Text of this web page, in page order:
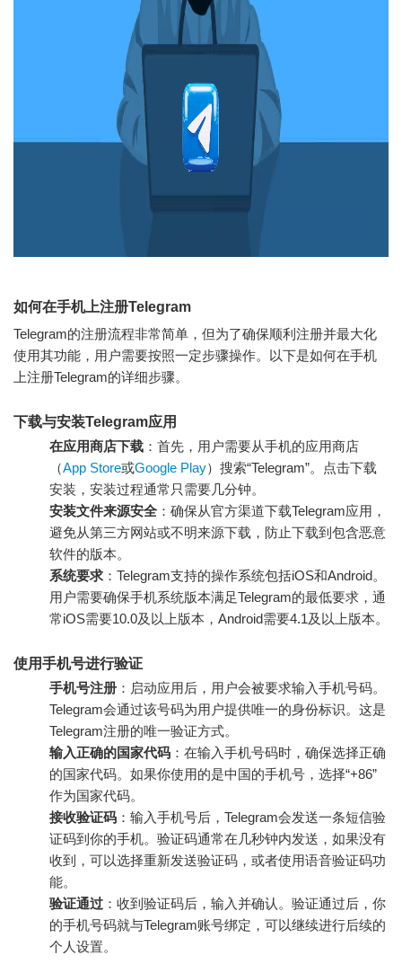
如何在手机上注册Telegram
Telegram的注册流程非常简单，但为了确保顺利注册并最大化
使用其功能，用户需要按照一定步骤操作。以下是如何在手机
上注册Telegram的详细步骤。
下载与安装Telegram应用
在应用商店下载 ：首先，用户需要从手机的应用商店
（App Store或Google Play）搜索“Telegram”。点击下载
安装，安装过程通常只需要几分钟。
安装文件来源安全：确保从官方渠道下载Telegram应用，
避免从第三方网站或不明来源下载，防止下载到包含恶意
软件的版本。
系统要求 ：Telegram支持的操作系统包括iOS和Android。
用户需要确保手机系统版本满足Telegram的最低要求，通
常iOS需要10.0及以上版本，Android需要4.1及以上版本。
使用手机号进行验证
手机号注册 ：启动应用后，用户会被要求输入手机号码。
Telegram会通过该号码为用户提供唯一的身份标识。这是
Telegram注册的唯一验证方式。
输入正确的国家代码 ：在输入手机号码时，确保选择正确
的国家代码。如果你使用的是中国的手机号，选择“+86”
作为国家代码。
接收验证码 ：输入手机号后，Telegram会发送一条短信验
证码到你的手机。验证码通常在几秒钟内发送，如果没有
收到，可以选择重新发送验证码，或者使用语音验证码功
能。
验证通过 ：收到验证码后，输入并确认。验证通过后，你
的手机号码就与Telegram账号绑定，可以继续进行后续的
个人设置。